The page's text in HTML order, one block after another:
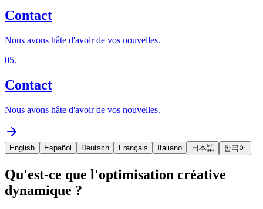
Contact
Nous avons hâte d'avoir de vos nouvelles.
05.
Contact
Nous avons hâte d'avoir de vos nouvelles.
English Español Deutsch Français Italiano 日本語 한국어
Qu'est-ce que l'optimisation créative
dynamique ?